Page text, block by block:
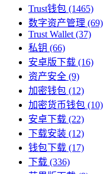
Trust钱包 (1465)
数字资产管理 (69)
Trust Wallet (37)
私钥 (66)
安卓版下载 (16)
资产安全 (9)
加密钱包 (12)
加密货币钱包 (10)
安卓下载 (22)
下载安装 (12)
钱包下载 (17)
下载 (336)